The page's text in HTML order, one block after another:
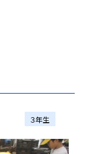
３年生